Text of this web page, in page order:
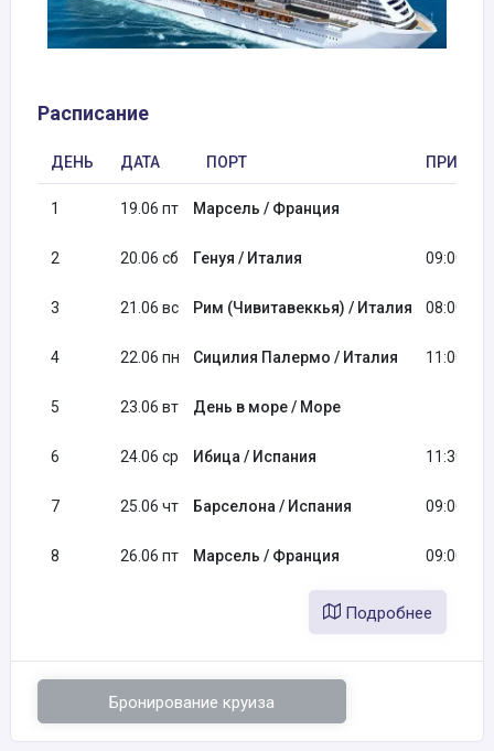
Расписание
ДЕНЬ ДАТА ПОРТ
1 19.06 пт Марсель / Франция
2 20.06 сб Генуя / Италия 09:00
3 21.06 вс Рим (Чивитавеккья) / Италия 08:00
4 22.06 пн Сицилия Палермо / Италия 11:00
5 23.06 вт День в море / Море
6 24.06 ср Ибица / Испания 11:30
7 25.06 чт Барселона / Испания 09:00
8 26.06 пт Марсель / Франция 09:00
Подробнее
Бронирование круиза